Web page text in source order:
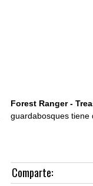
Forest Ranger -
guardabosques tiene
Comparte: